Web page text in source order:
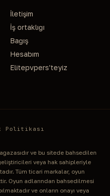
İletişim
İş ortaklığı
Bağış
Hesabım
Elitepvpers'teyiz
Politikası
ve bu sitede bahsedilen
geliştiricileri veya hak sahipleriyle
Tüm ticari markalar, oyun
Oyun adlarından bahsedilmesi
ve onların onayı veya